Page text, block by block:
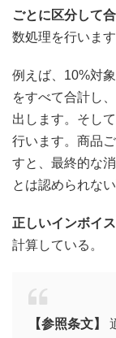
ごとに区分して
数処理を行います
例えば、10%対
をすべて合計し
出します。そし
行います。商品
すと、最終的な
とは認められな
正しいインボイ
計算している。
【参照条文】